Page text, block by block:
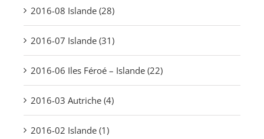
2016-08 Islande (28)
2016-07 Islande (31)
2016-06 Iles Féroé – Islande (22)
2016-03 Autriche (4)
2016-02 Islande (1)